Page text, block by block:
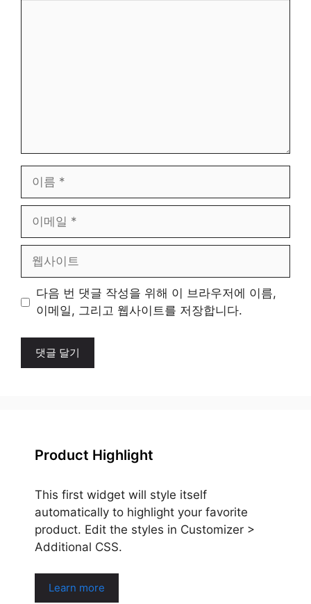
일
트
다음 번 댓글 작성을 위해 이 브라우저에 이름,
이메일, 그리고 웹사이트를 저장합니다.
Product Highlight
This first widget will style itself
automatically to highlight your favorite
product. Edit the styles in Customizer >
Additional CSS.
Learn more